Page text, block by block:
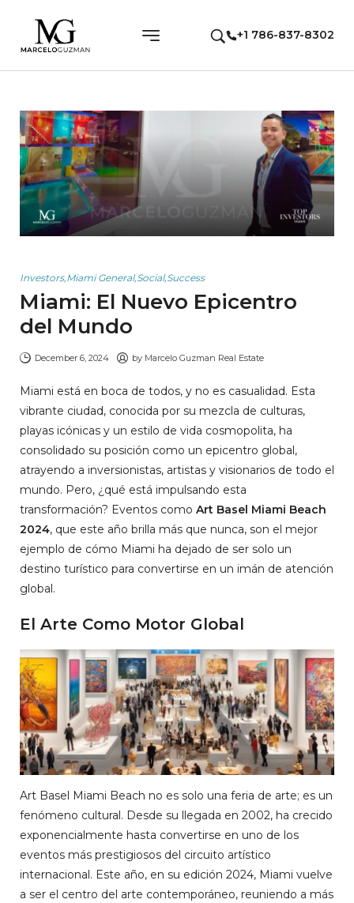
+1 786-837-8302
Investors,Miami General,Social,Success
Miami: El Nuevo Epicentro
del Mundo
December 6, 2024 by Marcelo Guzman Real Estate
Miami está en boca de todos, y no es casualidad. Esta
vibrante ciudad, conocida por su mezcla de culturas,
playas icónicas y un estilo de vida cosmopolita, ha
consolidado su posición como un epicentro global,
atrayendo a inversionistas, artistas y visionarios de todo el
mundo. Pero, ¿qué está impulsando esta
transformación? Eventos como Art Basel Miami Beach
2024, que este año brilla más que nunca, son el mejor
ejemplo de cómo Miami ha dejado de ser solo un
destino turístico para convertirse en un imán de atención
global.
El Arte Como Motor Global
Art Basel Miami Beach no es solo una feria de arte; es un
fenómeno cultural. Desde su llegada en 2002, ha crecido
exponencialmente hasta convertirse en uno de los
eventos más prestigiosos del circuito artístico
internacional. Este año, en su edición 2024, Miami vuelve
a ser el centro del arte contemporáneo, reuniendo a más